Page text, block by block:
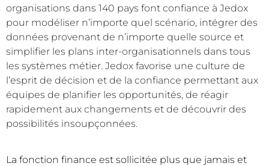
organisations dans 140 pays font confiance à Jedox
pour modéliser n’importe quel scénario, intégrer des
données provenant de n’importe quelle source et
simplifier les plans inter-organisationnels dans tous
les systèmes métier. Jedox favorise une culture de
l’esprit de décision et de la confiance permettant aux
équipes de planifier les opportunités, de réagir
rapidement aux changements et de découvrir des
possibilités insoupçonnées.
La fonction finance est sollicitée plus que jamais et